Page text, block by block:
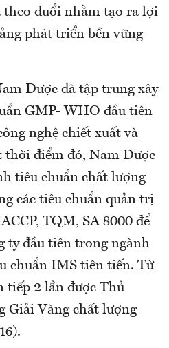
theo đuổi nhằm tạo ra lợi
phát triển bền vững
Dược đã tập trung xây
GMP- WHO đầu tiên
nghệ chiết xuất và
thời điểm đó, Nam Dược
tiêu chuẩn chất lượng
các tiêu chuẩn quản trị
TQM, SA 8000 để
ty đầu tiên trong ngành
chuẩn IMS tiên tiến. Từ
tiếp 2 lần được Thủ
Giải Vàng chất lượng